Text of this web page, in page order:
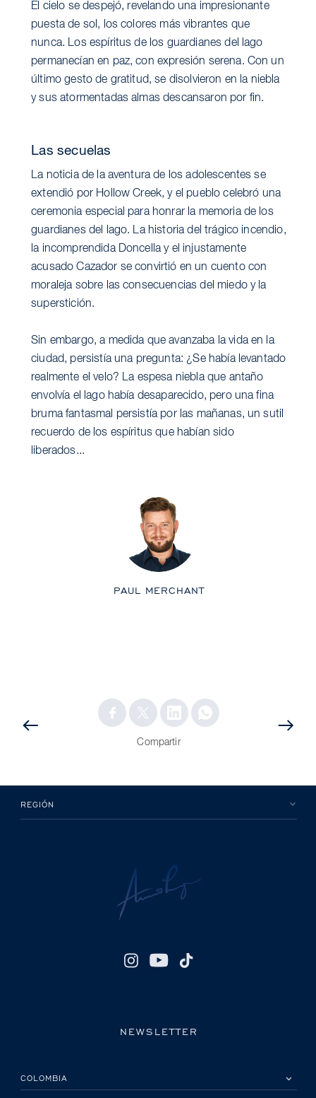
El cielo se despejó, revelando una impresionante
puesta de sol, los colores más vibrantes que
nunca. Los espíritus de los guardianes del lago
permanecían en paz, con expresión serena. Con un
último gesto de gratitud, se disolvieron en la niebla
y sus atormentadas almas descansaron por fin.
Las secuelas
La noticia de la aventura de los adolescentes se
extendió por Hollow Creek, y el pueblo celebró una
ceremonia especial para honrar la memoria de los
guardianes del lago. La historia del trágico incendio,
la incomprendida Doncella y el injustamente
acusado Cazador se convirtió en un cuento con
moraleja sobre las consecuencias del miedo y la
superstición.
Sin embargo, a medida que avanzaba la vida en la
ciudad, persistía una pregunta: ¿Se había levantado
realmente el velo? La espesa niebla que antaño
envolvía el lago había desaparecido, pero una fina
bruma fantasmal persistía por las mañanas, un sutil
recuerdo de los espíritus que habían sido
liberados...
PAUL MERCHANT
ANTERIOR
Compartir
REGIÓN
NEWSLETTER